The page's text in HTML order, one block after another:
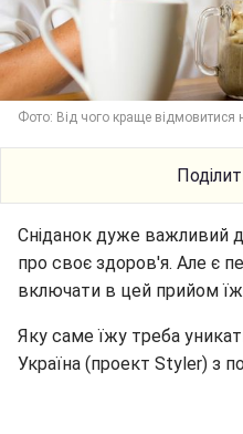
Фото: Від чого краще відмовитися
Сніданок дуже важливий
про своє здоров'я. Але є
включати в цей прийом
Яку саме їжу треба
Україна (проект Styler) з